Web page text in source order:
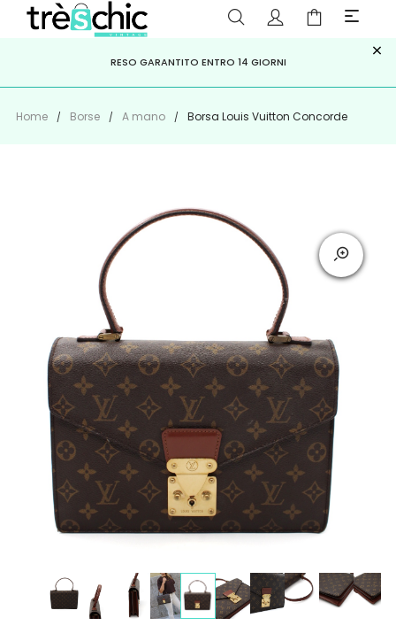
PAGA A RATE CONKLARNA,HEYLIGHT, APPAGO
ISCRIVITI ALLA NEWSLETTER PER NON PERDERE SCONTI E
OFFERTE IMPERDIBILI!
RESO GARANTITO ENTRO 14 GIORNI ×
Home Borse A mano Borsa Louis Vuitton Concorde